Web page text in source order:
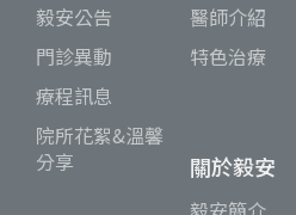
毅安公告
門診異動
療程訊息
院所花絮&溫馨
分享
醫師介紹
特色治療
關於毅安